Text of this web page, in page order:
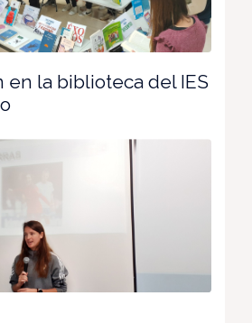
en la biblioteca del IES